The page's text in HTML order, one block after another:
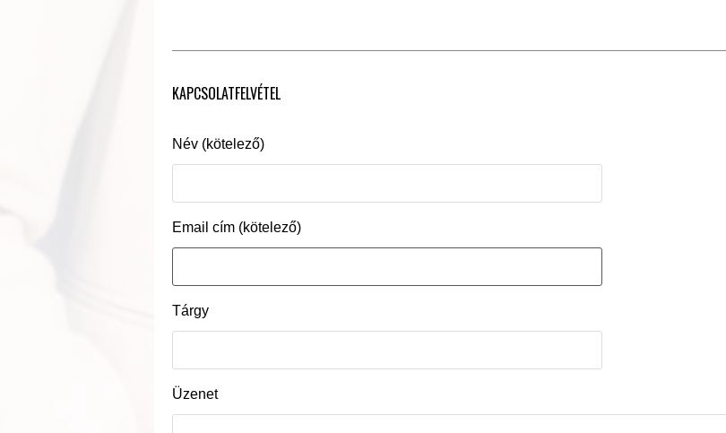
KAPCSOLATFELVÉTEL
Név (kötelező)
Email cím (kötelező)
Tárgy
Üzenet